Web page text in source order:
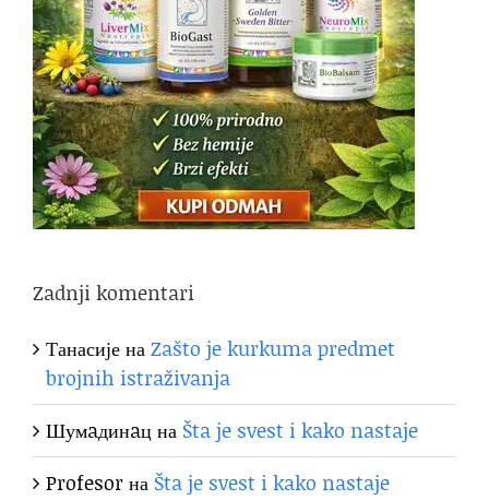
Zadnji komentari
ТанасијенаZašto je kurkuma predmet
brojnih istraživanja
Шумaдинaцна Šta je svest i kako nastaje
Profesorна Šta je svest i kako nastaje